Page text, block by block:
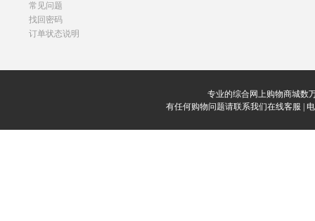
常见问题
找回密码
订单状态说明
专业的综合网上购物商城数
有任何购物问题请联系我们在线客服 | 电